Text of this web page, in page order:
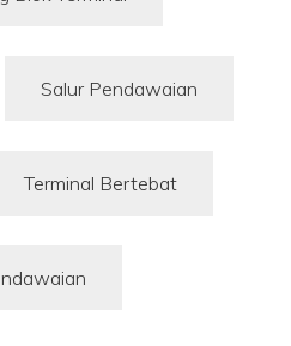
Salur Pendawaian
Terminal Bertebat